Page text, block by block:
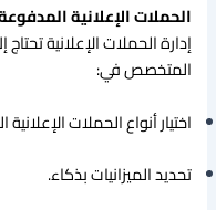
الحملات الإعلانية
إدارة الحملات الإعلانية
المتخصص في:
اختيار أنواع الحملات الإعلانية
تحديد الميزانيات بذكاء.